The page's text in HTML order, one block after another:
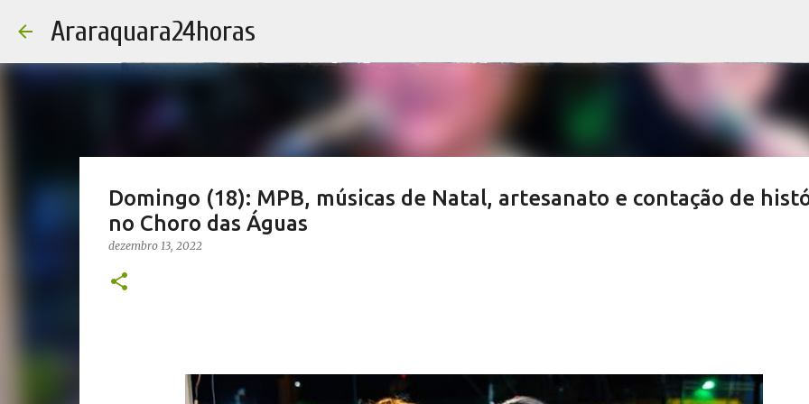
Araraquara24horas
Domingo (18): MPB, músicas de Natal, artesanato e contação de
no Choro das Águas
dezembro 13, 2022